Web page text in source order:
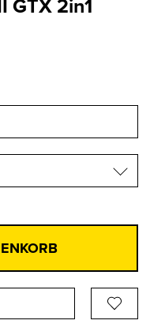
GTX 2in1